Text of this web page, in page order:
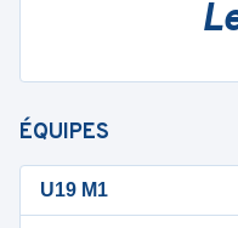
ÉQUIPES
U19 M1